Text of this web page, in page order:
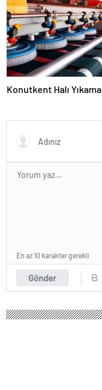
Konutkent Halı Yıkama
Gönder
En az 10 karakter gerekli